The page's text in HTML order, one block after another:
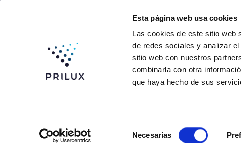
Esta página web usa cookies
Las cookies de este sitio web
de redes sociales y analizar
sitio web con nuestros
combinarla con otra
que haya hecho de sus
Necesarias
08791. Sant Llorenç d’Hortons.
Tel.: (+34) 93 719 23 29
marketing@prilux.es
Contact